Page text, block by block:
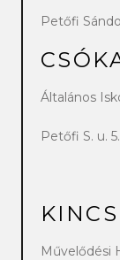
Petőfi
Általános
Petőfi S. u. 5.
Művelődési